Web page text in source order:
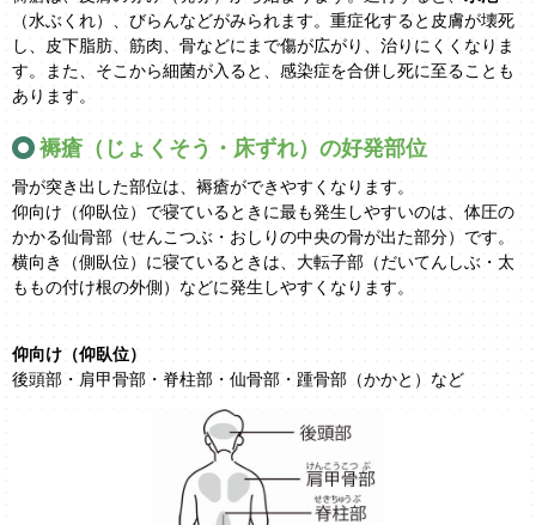
（水ぶくれ）、びらんなどがみられます。重症化すると皮膚が壊死
し、皮下脂肪、筋肉、骨などにまで傷が広がり、治りにくくなりま
す。また、そこから細菌が入ると、感染症を合併し死に至ることも
あります。
褥瘡（じょくそう・床ずれ）の好発部位
骨が突き出した部位は、褥瘡ができやすくなります。
仰向け（仰臥位）で寝ているときに最も発生しやすいのは、体圧の
かかる仙骨部（せんこつぶ・おしりの中央の骨が出た部分）です。
横向き（側臥位）に寝ているときは、大転子部（だいてんしぶ・太
ももの付け根の外側）などに発生しやすくなります。
仰向け（仰臥位）
後頭部・肩甲骨部・脊柱部・仙骨部・踵骨部（かかと）など